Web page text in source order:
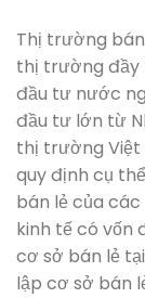
Thị trường
thị trường đầy
đầu tư nước
đầu tư lớn từ
thị trường Việt
quy định cụ
bán lẻ của
kinh tế có vốn
cơ sở bán lẻ
lập cơ sở bán